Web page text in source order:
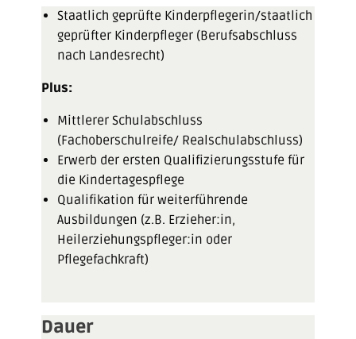
Staatlich geprüfte Kinderpflegerin/staatlich
geprüfter Kinderpfleger (Berufsabschluss
nach Landesrecht)
Plus:
Mittlerer Schulabschluss
(Fachoberschulreife/ Realschulabschluss)
Erwerb der ersten Qualifizierungsstufe für
die Kindertagespflege
Qualifikation für weiterführende
Ausbildungen (z.B. Erzieher:in,
Heilerziehungspfleger:in oder
Pflegefachkraft)
Dauer